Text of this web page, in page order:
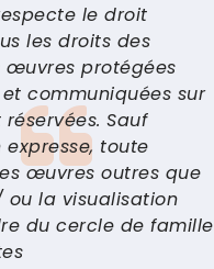
le droit
les droits des
œuvres protégées
communiquées sur
Sauf
toute
œuvres outres que
la visualisation
du cercle de famille